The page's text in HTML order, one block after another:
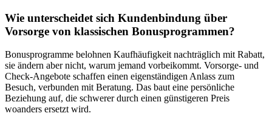
Wie unterscheidet sich Kundenbindung über
Vorsorge von klassischen Bonusprogrammen?
Bonusprogramme belohnen Kaufhäufigkeit nachträglich mit Rabatt,
sie ändern aber nicht, warum jemand vorbeikommt. Vorsorge- und
Check-Angebote schaffen einen eigenständigen Anlass zum
Besuch, verbunden mit Beratung. Das baut eine persönliche
Beziehung auf, die schwerer durch einen günstigeren Preis
woanders ersetzt wird.